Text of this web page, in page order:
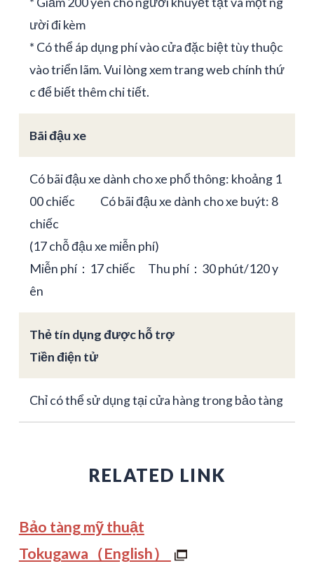
ười đi kèm
* Có thể áp dụng phí vào cửa đặc biệt tùy thuộc
vào triển lãm. Vui lòng xem trang web chính thứ
c để biết thêm chi tiết.
Bãi đậu xe
Có bãi đậu xe dành cho xe phổ thông: khoảng 1
00 chiếc Có bãi đậu xe dành cho xe buýt: 8
chiếc
(17 chỗ đậu xe miễn phí)
Miễn phí：17 chiếc Thu phí：30 phút/120 y
ên
Thẻ tín dụng được hỗ trợ
Tiền điện tử
Chỉ có thể sử dụng tại cửa hàng trong bảo tàng
RELATED LINK
Bảo tàng mỹ thuật
Tokugawa（English）